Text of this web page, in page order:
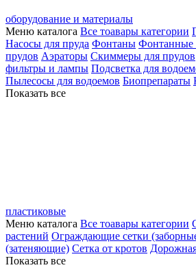
оборудование и материалы
Меню каталога Все тоавары категории
Насосы для пруда Фонтаны Фонтанные
прудов Аэраторы Скиммеры для прудов
фильтры и лампы Подсветка для
Пылесосы для водоемов Биопрепараты
Показать все
пластиковые
Меню каталога Все тоавары категории
растений Ограждающие сетки
(затеняющие) Сетка от кротов
Показать все